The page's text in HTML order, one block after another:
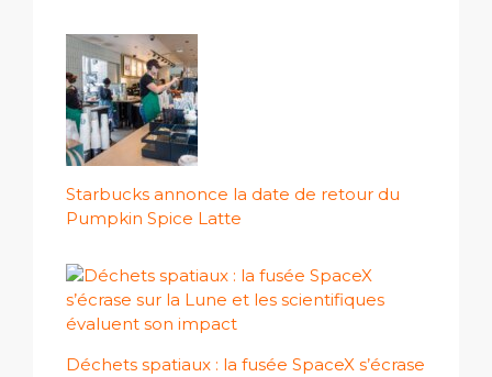
Starbucks annonce la date de retour du
Pumpkin Spice Latte
Déchets spatiaux : la fusée SpaceX s’écrase